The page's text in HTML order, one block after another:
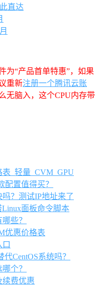
直达
为“产品首单特惠”，如果
重新注册一个腾讯云账
无脑入，这个CPU内存带
_轻量_CVM_GPU
置值得买？
？测试IP地址来了
Linux面板命令脚本
些？
优惠价格表
代CentOS系统吗？
个？
续费优惠